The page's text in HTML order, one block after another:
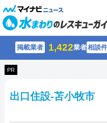
掲載業者 1,422業者相談
PR
出口住設-苫小牧市